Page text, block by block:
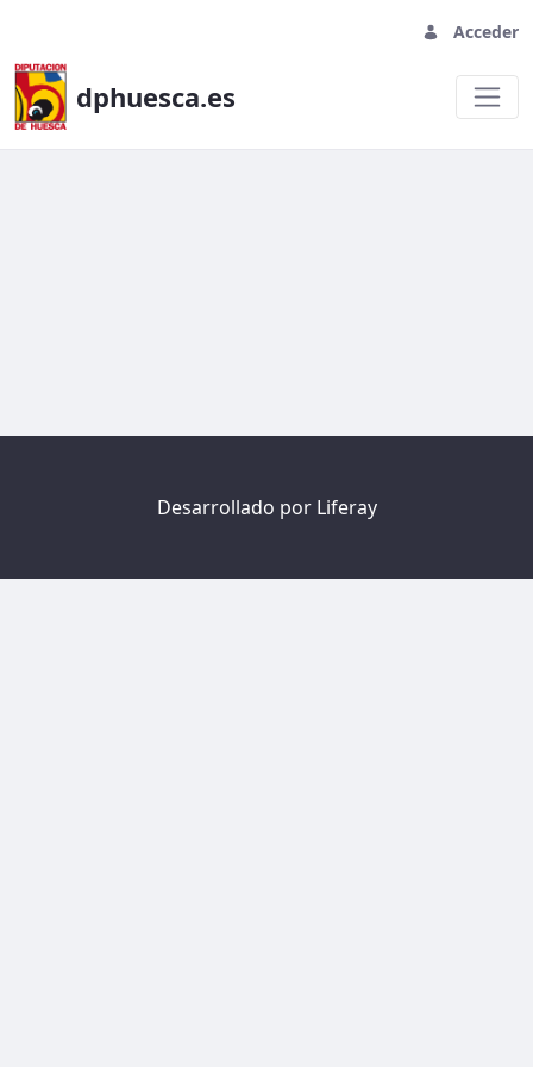
Acceder
dphuesca.es
Desarrollado por Liferay